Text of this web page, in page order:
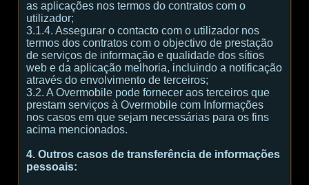
as aplicações nos termos do contratos com o
utilizador;
3.1.4. Assegurar o contacto com o utilizador nos
termos dos contratos com o objectivo de prestação
de serviços de informação e qualidade dos sítios
web e da aplicação melhoria, incluindo a notificação
através do envolvimento de terceiros;
3.2. A Overmobile pode fornecer aos terceiros que
prestam serviços à Overmobile com Informações
nos casos em que sejam necessárias para os fins
acima mencionados.
4. Outros casos de transferência de informações
pessoais: